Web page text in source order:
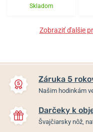
Skladom
Zobraziť ďalšie
Záruka 5
Našim hodinkám
Darčeky k
Švajčiarsky nôž,